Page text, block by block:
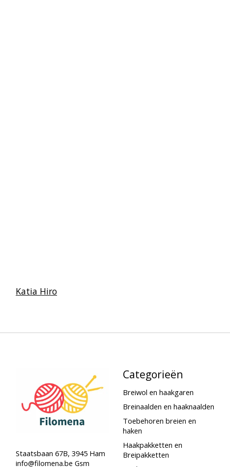
Katia Hiro
Staatsbaan 67B, 3945 Ham
info@filomena.be Gsm
Categorieën
Breiwol en haakgaren
Breinaalden en haaknaalden
Toebehoren breien en
haken
Haakpakketten en
Breipakketten